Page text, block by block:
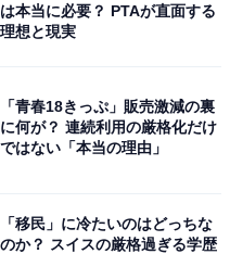
つ効率化が図られてい
部会」で打ち合わせを行
主任と学年主任が集ま
でした。
は本当に必要？ PTAが直面する
理想と現実
「青春18きっぷ」販売激減の裏
に何が？ 連続利用の厳格化だけ
ではない「本当の理由」
「移民」に冷たいのはどっちな
のか？ スイスの厳格過ぎる学歴